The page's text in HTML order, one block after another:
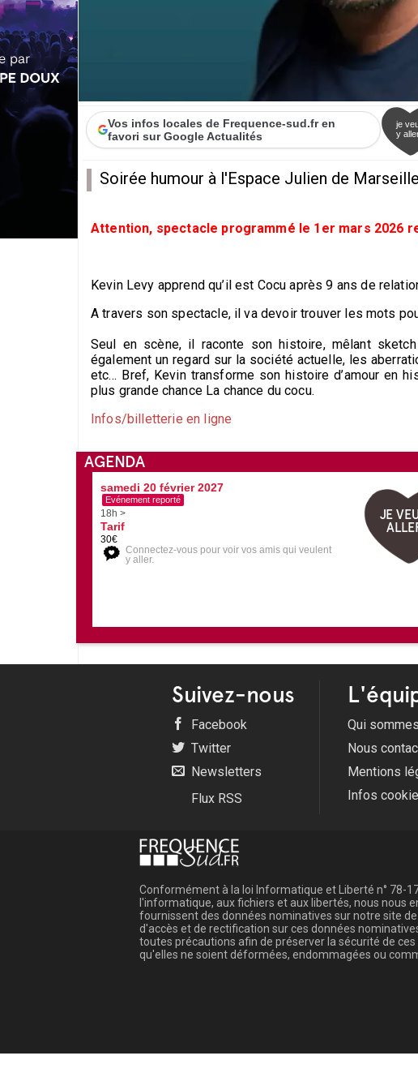
Vos infos locales de Frequence-sud.fr en
favori sur Google Actualités
je
y
Soirée humour à l'Espace Julien de
Attention, spectacle programmé le 1er mars 2026
Kevin Levy apprend qu’il est Cocu après 9 ans de
A travers son spectacle, il va devoir trouver les mots
Seul en scène, il raconte son histoire, mêlant
également un regard sur la société actuelle, les
etc… Bref, Kevin transforme son histoire d’amour en
plus grande chance La chance du cocu.
Infos/billetterie en ligne
AGENDA
samedi 20 février 2027
Evénement reporté
18h >
Tarif
30€
Connectez-vous pour voir vos amis qui veulent
y aller.
JE
Suivez-nous
Facebook
Twitter
Newsletters
Flux RSS
Qui
Nous
Mentions
Infos
Conformément à la loi Informatique et Liberté n° 78-
l'informatique, aux fichiers et aux libertés, nous nous
fournissent des données nominatives sur notre site
d'accès et de rectification sur ces données
toutes précautions afin de préserver la sécurité de
qu'elles ne soient déformées, endommagées ou